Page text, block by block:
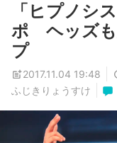
「ヒプノシ
ポ ヘッズも
プ
2017.11.04 19:48
ふじきりょうすけ